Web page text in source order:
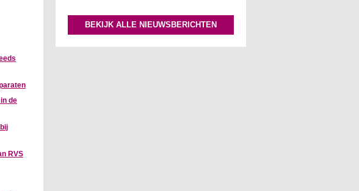
de
RVS
BEKIJK ALLE NIEUWSBERICHTEN